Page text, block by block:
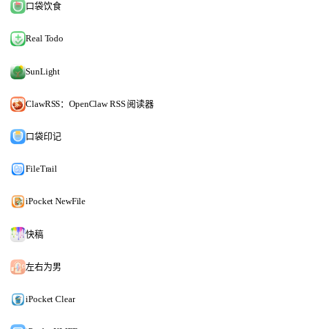
口袋饮食
Real Todo
SunLight
ClawRSS：OpenClaw RSS 阅读器
口袋印记
FileTrail
iPocket NewFile
快稿
左右为男
iPocket Clear